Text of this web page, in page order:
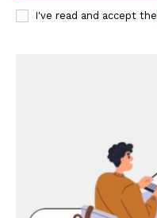
I've read and accept the